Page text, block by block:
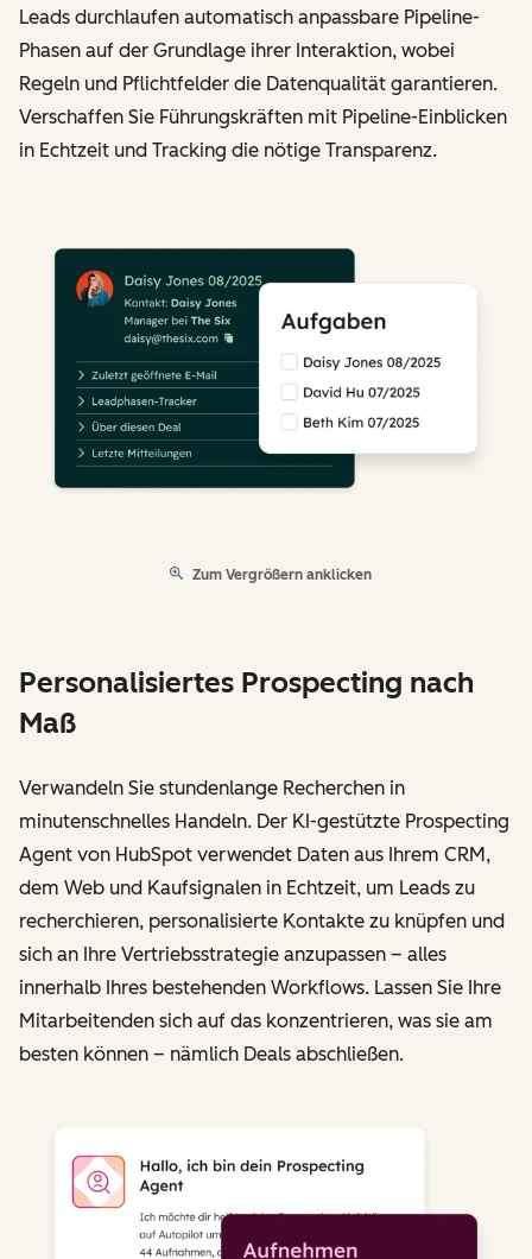
Leads durchlaufen automatisch anpassbare Pipeline-
Phasen auf der Grundlage ihrer Interaktion, wobei
Regeln und Pflichtfelder die Datenqualität garantieren.
Verschaffen Sie Führungskräften mit Pipeline-Einblicken
in Echtzeit und Tracking die nötige Transparenz.
Zum Vergrößern anklicken
Personalisiertes Prospecting nach
Maß
Verwandeln Sie stundenlange Recherchen in
minutenschnelles Handeln. Der KI-gestützte Prospecting
Agent von HubSpot verwendet Daten aus Ihrem CRM,
dem Web und Kaufsignalen in Echtzeit, um Leads zu
recherchieren, personalisierte Kontakte zu knüpfen und
sich an Ihre Vertriebsstrategie anzupassen – alles
innerhalb Ihres bestehenden Workflows. Lassen Sie Ihre
Mitarbeitenden sich auf das konzentrieren, was sie am
besten können – nämlich Deals abschließen.